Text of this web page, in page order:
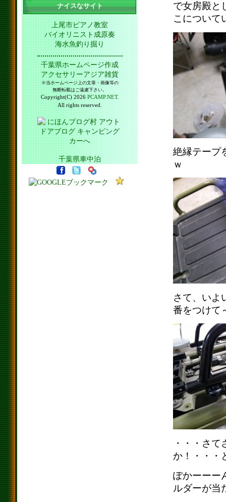
で女房殿と
こについて
絶縁テープ
ｗ
さて、いよ
番をつけて
・・・さ
か！・・・
ぽかーーー
ルダーが当
ナイスなサイト
上尾市ピアノ教室
バイオリニスト成原奏
海水魚釣り掘り
千葉県ホームページ作成
アクセサリーアジア雑貨
※当ホームページ上の文章・画像等の
無断転載はご遠慮下さい。
Copyright(C) 2026 PCAMP.NET.
All rights reserved.
千葉県車中泊